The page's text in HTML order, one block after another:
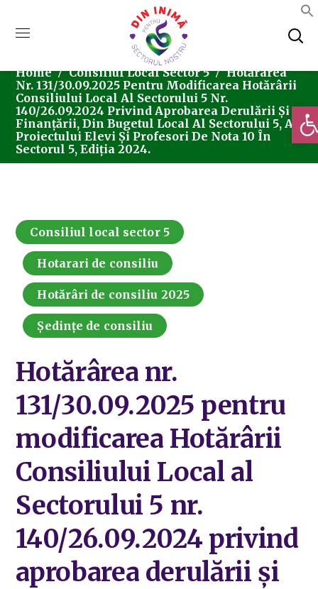
Home Consiliul Local Sector 5
Hotărârea
Nr. 131/30.09.2025 Pentru Modificarea Hotărârii
Consiliului Local Al Sectorului 5 Nr.
140/26.09.2024 Privind Aprobarea Derulării Și
Finanțării, Din Bugetul Local Al Sectorului 5, A
Proiectului Elevi Și Profesori De Nota 10 În
Sectorul 5, Ediția 2024.
Consiliul local sector 5
Hotarari de consiliu
Hotărâri de consiliu 2025
Ședințe de consiliu
Hotărârea nr.
131/30.09.2025 pentru
modificarea Hotărârii
Consiliului Local al
Sectorului 5 nr.
140/26.09.2024 privind
aprobarea derulării și